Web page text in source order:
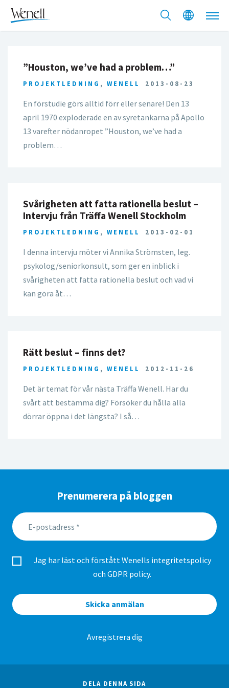
”Houston, we’ve had a problem…”
PROJEKTLEDNING , WENELL 2013-08-23
En förstudie görs alltid förr eller senare! Den 13
april 1970 exploderade en av syretankarna på Apollo
13 varefter nödanropet ”Houston, we’ve had a
problem…
Svårigheten att fatta rationella beslut –
Intervju från Träffa Wenell Stockholm
PROJEKTLEDNING , WENELL 2013-02-01
I denna intervju möter vi Annika Strömsten, leg.
psykolog/seniorkonsult, som ger en inblick i
svårigheten att fatta rationella beslut och vad vi
kan göra åt…
Rätt beslut – finns det?
PROJEKTLEDNING , WENELL 2012-11-26
Det är temat för vår nästa Träffa Wenell. Har du
svårt att bestämma dig? Försöker du hålla alla
dörrar öppna i det längsta? I så…
Prenumerera på bloggen
Jag har läst och förstått Wenells integritetspolicy
och GDPR policy.
Skicka anmälan
Avregistrera dig
DELA DENNA SIDA